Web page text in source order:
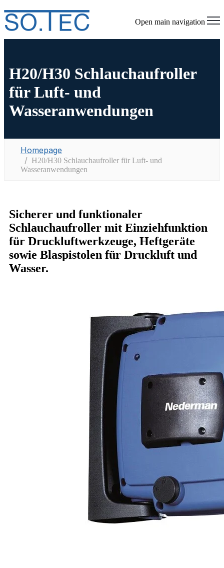
Open main navigation
H20/H30 Schlauchaufroller
für Luft- und
Wasseranwendungen
Homepage
H20/H30 Schlauchaufroller für Luft- und
Wasseranwendungen
Sicherer und funktionaler
Schlauchaufroller mit Einziehfunktion
für Druckluftwerkzeuge, Heftgeräte
sowie Blaspistolen für Druckluft und
Wasser.